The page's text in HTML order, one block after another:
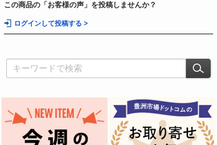
この商品の「お客様の声」を投稿しませんか？
ログインして投稿する >